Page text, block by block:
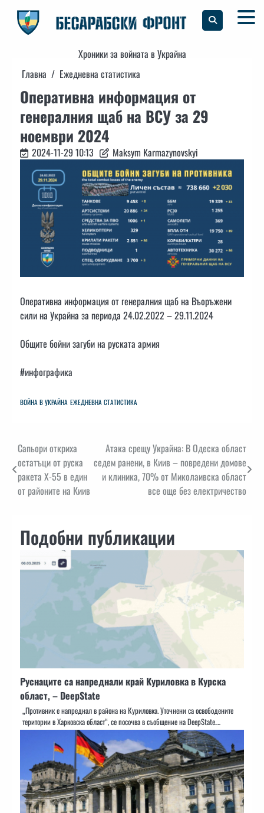
content
Хроники за войната в Украйна
Главна
Ежедневна статистика
Оперативна информация от
генералния щаб на ВСУ за 29
ноември 2024
2024-11-29 10:13 Maksym Karmazynovskyi
Оперативна информация от генералния щаб на Въоръжени
сили на Украйна за периода 24.02.2022 – 29.11.2024
Общите бойни загуби на руската армия
#инфографика
ВОЙНА В УКРАЙНА ЕЖЕДНЕВНА СТАТИСТИКА
Навигация
Сапьори откриха
остатъци от руска
ракета Х-55 в един
от районите на Киив
Атака срещу Украйна: В Одеска област
седем ранени, в Киив – повредени домове
и клиника, 70% от Миколаивска област
все още без електричество
Подобни публикации
Руснаците са напреднали край Куриловка в Курска
област, – DeepState
„Противник е напреднал в района на Куриловка. Уточнени са освободените
територии в Харковска област“, се посочва в съобщение на DeepState.…